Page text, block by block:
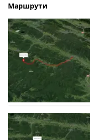
Маршрути